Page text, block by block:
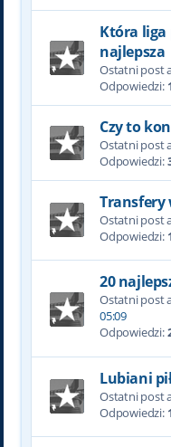
Która liga
najlepsza
Ostatni post
Odpowiedzi:
Czy to
Ostatni post
Odpowiedzi:
Transfery
Ostatni post
Odpowiedzi:
20
Ostatni post
05:09
Odpowiedzi:
Lubiani
Ostatni post
Odpowiedzi: